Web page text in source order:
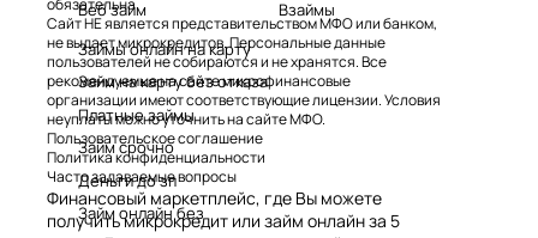
Веб займ
Взаймы
Займы онлайн на карту
Займ на карту без отказа
Платные займы
Займ срочно
Деньги до зп
Займ онлайн без
обязательна.
Сайт НЕ является представительством МФО или банком,
не выдает микрокредитов. Персональные данные
пользователей не собираются и не хранятся. Все
рекомендуемые на сайте микрофинансовые
организации имеют соответствующие лицензии. Условия
неуплаты можно уточнить на сайте МФО.
Пользовательское соглашение
Политика конфиденциальности
Часто задаваемые вопросы
Финансовый маркетплейс, где Вы можете
получить микрокредит или займ онлайн за 5